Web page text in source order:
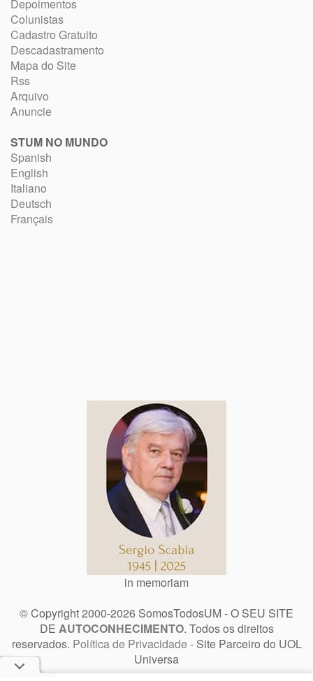
Depoimentos
Colunistas
Cadastro Gratuito
Descadastramento
Mapa do Site
Rss
Arquivo
Anuncie
STUM NO MUNDO
Spanish
English
Italiano
Deutsch
Français
in memoriam
© Copyright 2000-2026 SomosTodosUM - O SEU SITE
DE AUTOCONHECIMENTO. Todos os direitos
reservados. Política de Privacidade - Site Parceiro do UOL
Universa